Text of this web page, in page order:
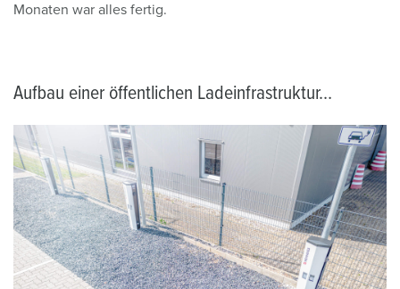
Monaten war alles fertig.
Aufbau einer öffentlichen Ladeinfrastruktur…